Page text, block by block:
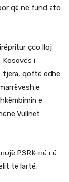
që në fund ato
çdo lloj
Kosovës i
tjera, qoftë edhe
e
Vullnet
PSRK-në në
të lartë.